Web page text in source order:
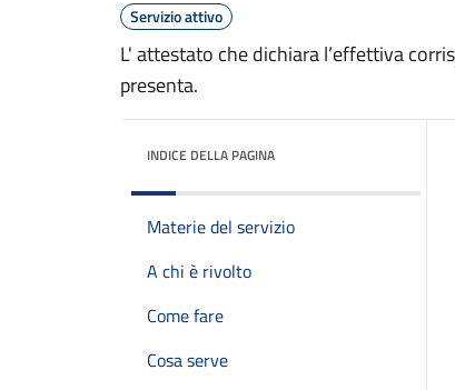
Servizio attivo
L' attestato che dichiara l’effettiva
presenta.
INDICE DELLA PAGINA
Materie del servizio
A chi è rivolto
Come fare
Cosa serve